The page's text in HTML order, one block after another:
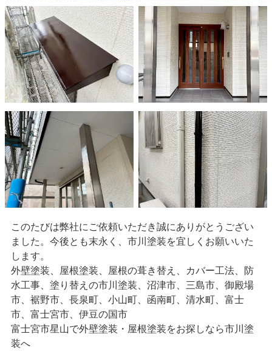
このたびは弊社にご依頼いただき誠にありがとうござい
ました。今後とも末永く、市川塗装を宜しくお願いいた
します。
外壁塗装、屋根塗装、屋根の葺き替え、カバー工法、防
水工事、塗り替えの市川塗装、沼津市、三島市、御殿場
市、裾野市、長泉町、小山町、函南町、清水町、富士
市、富士宮市、伊豆の国市
富士宮市星山で外壁塗装・屋根塗装をお探しなら市川塗
装へ